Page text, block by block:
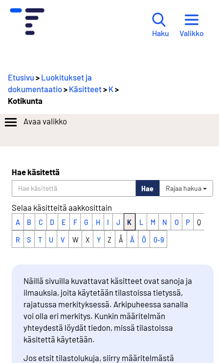
Haku Valikko
Etusivu > Luokitukset ja
dokumentaatio> Käsitteet> K>
Kotikunta
Avaa valikko
Hae käsitettä
Hae Rajaa hakua
Selaa käsitteitä aakkosittain
A B C D E F G H I J K L M N O P Q
R S T U V W X Y Z Å Ä Ö 0-9
Näillä sivuilla kuvattavat käsitteet ovat sanoja ja
ilmauksia, joita käytetään tilastoissa tietyssä,
rajatussa merkityksessä. Arkipuheessa sanalla
voi olla eri merkitys. Kunkin määritelmän
yhteydestä löydät tiedon, missä tilastoissa
käsitettä käytetään.
Jos etsit tilastolukuja, siirry määritelmästä